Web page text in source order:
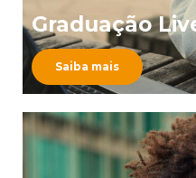
Graduação
Saiba mais